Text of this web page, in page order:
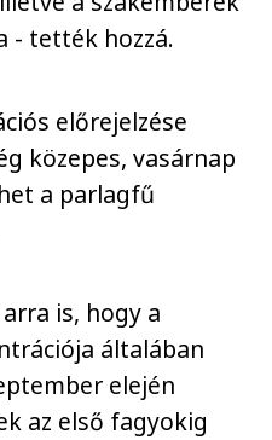
- tették hozzá.
előrejelzése
közepes, vasárnap
a parlagfű
is, hogy a
általában
elején
az első fagyokig